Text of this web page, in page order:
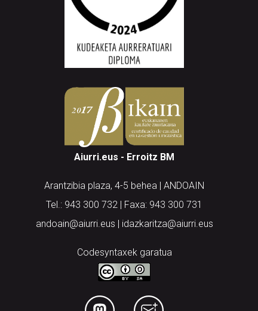
Aiurri.eus - Erroitz BM
Arantzibia plaza, 4-5 behea | ANDOAIN
Tel.: 943 300 732 | Faxa: 943 300 731
andoain@aiurri.eus | idazkaritza@aiurri.eus
Codesyntaxek garatua